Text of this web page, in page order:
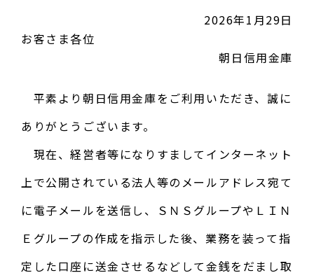
2026年1月29日
お客さま各位
朝日信用金庫
平素より朝日信用金庫をご利用いただき、誠に
ありがとうございます。
現在、経営者等になりすましてインターネット
上で公開されている法人等のメールアドレス宛て
に電子メールを送信し、ＳＮＳグループやＬＩＮ
Ｅグループの作成を指示した後、業務を装って指
定した口座に送金させるなどして金銭をだまし取